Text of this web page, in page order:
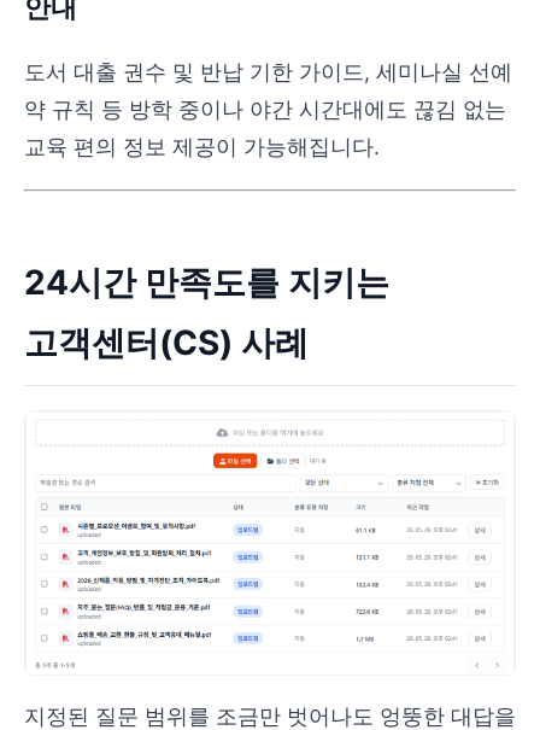
안내
도서 대출 권수 및 반납 기한 가이드, 세미나실 선예
약 규칙 등 방학 중이나 야간 시간대에도 끊김 없는
교육 편의 정보 제공이 가능해집니다.
24시간 만족도를 지키는
고객센터(CS) 사례
지정된 질문 범위를 조금만 벗어나도 엉뚱한 대답을